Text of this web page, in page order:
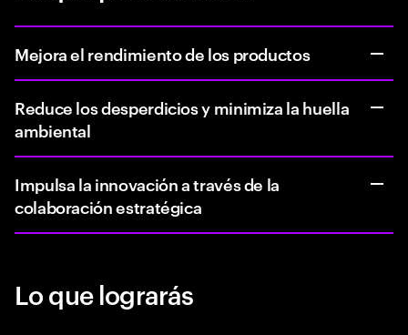
Mejora el rendimiento de los productos
Reduce los desperdicios y minimiza la huella
ambiental
Impulsa la innovación a través de la
colaboración estratégica
Lo que lograrás